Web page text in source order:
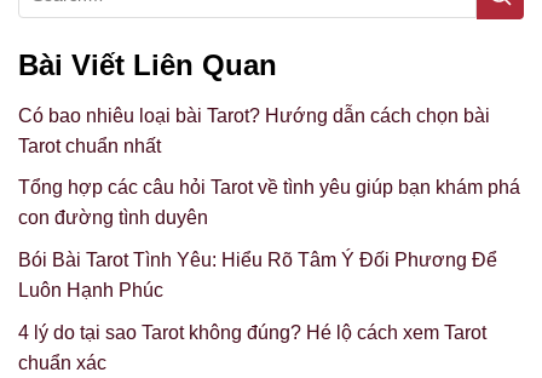
Bài Viết Liên Quan
Có bao nhiêu loại bài Tarot? Hướng dẫn cách chọn bài
Tarot chuẩn nhất
Tổng hợp các câu hỏi Tarot về tình yêu giúp bạn khám phá
con đường tình duyên
Bói Bài Tarot Tình Yêu: Hiểu Rõ Tâm Ý Đối Phương Để
Luôn Hạnh Phúc
4 lý do tại sao Tarot không đúng? Hé lộ cách xem Tarot
chuẩn xác